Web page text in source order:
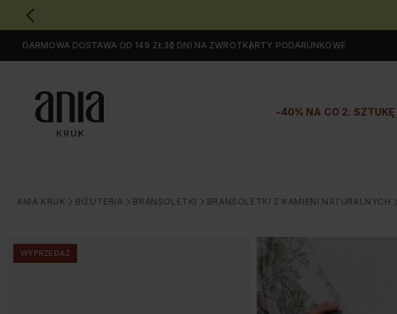
GŁÓWNEJ
ZAWARTOŚCI
MENU
DARMOWA DOSTAWA OD 149 ZŁ30 DNI NA ZWROTKARTY PODARUNKOWE
-40% NA CO 2. SZTUKĘ
ANIA KRUK
>
BIŻUTERIA
>
BRANSOLETKI
>
BRANSOLETKI Z KAMIENI NATURALNYCH
>
WYPRZEDAŻ